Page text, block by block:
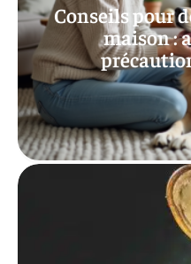
Conseils pour
maison :